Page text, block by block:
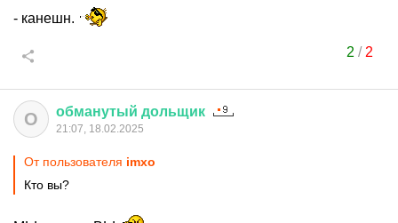
- канешн.
2 / 2
О обманутый дольщик
21:07, 18.02.2025
От пользователя imxo
Кто вы?